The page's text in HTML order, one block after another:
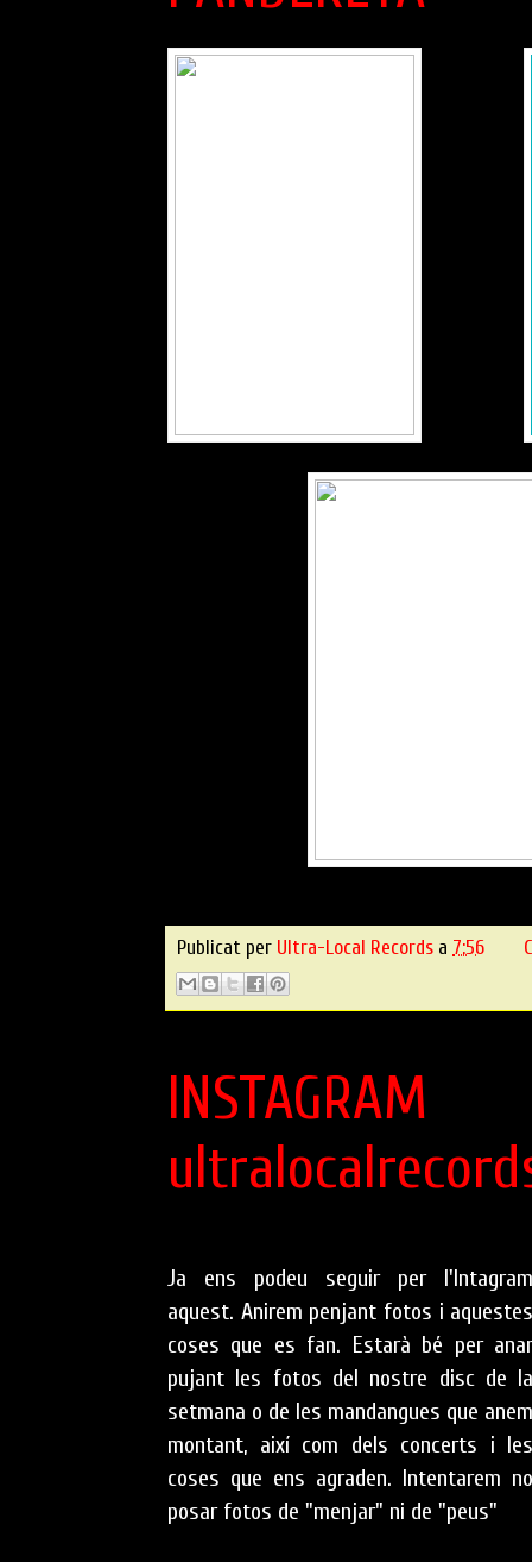
Publicat per Ultra-Local Records a 7:56
INSTAGRAM
Ja ens podeu seguir per
aquest. Anirem penjant fotos i
coses que es fan. Estarà bé per
pujant les fotos del nostre disc de
setmana o de les mandangues que
montant, així com dels concerts i
coses que ens agraden. Intentarem
posar fotos de "menjar" ni de "peus"